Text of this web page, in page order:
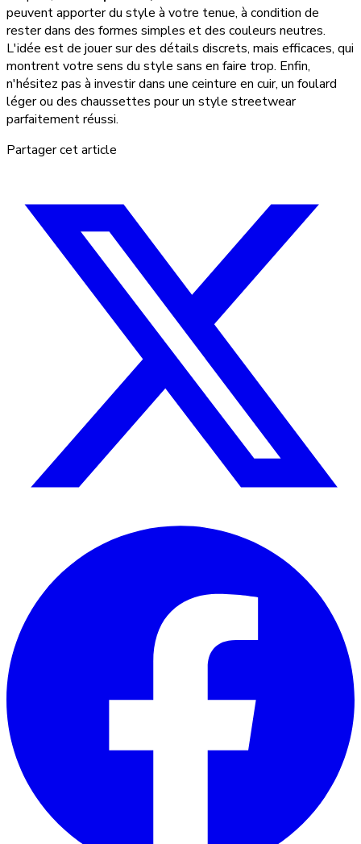
peuvent apporter du style à votre tenue, à condition de
rester dans des formes simples et des couleurs neutres.
L'idée est de jouer sur des détails discrets, mais efficaces, qui
montrent votre sens du style sans en faire trop. Enfin,
n'hésitez pas à investir dans une ceinture en cuir, un foulard
léger ou des chaussettes pour un style streetwear
parfaitement réussi.
Partager cet article